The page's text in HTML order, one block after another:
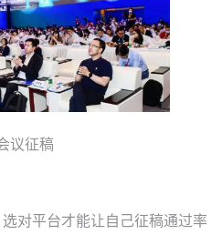
议征稿
对平台才能让自己征稿通过率